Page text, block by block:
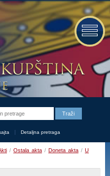
Detaljna pretraga
/ Ostala akta / Doneta akta / U